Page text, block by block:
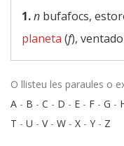
1.n bufafocs,
planeta (f),
O llisteu les paraules o
A - B - C - D - E - F - G -
T - U - V- W - X - Y - Z